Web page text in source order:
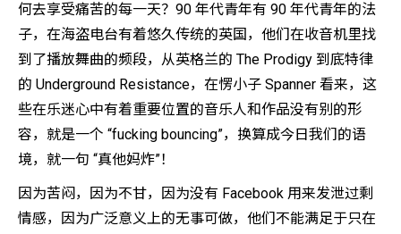
何去享受痛苦的每一天？90 年代青年有 90 年代青年的法
子，在海盗电台有着悠久传统的英国，他们在收音机里找
到了播放舞曲的频段，从英格兰的 The Prodigy 到底特律
的 Underground Resistance，在愣小子 Spanner 看来，这
些在乐迷心中有着重要位置的音乐人和作品没有别的形
容，就是一个 “fucking bouncing”，换算成今日我们的语
境，就一句 “真他妈炸”！
因为苦闷，因为不甘，因为没有 Facebook 用来发泄过剩
情感，因为广泛意义上的无事可做，他们不能满足于只在